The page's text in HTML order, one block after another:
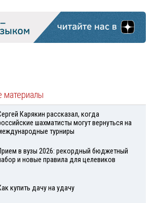
Карякин рассказал, когда
шахматисты могут вернуться на
турниры
в вузы 2026: рекордный бюджетный
и новые правила для целевиков
купить дачу на удачу